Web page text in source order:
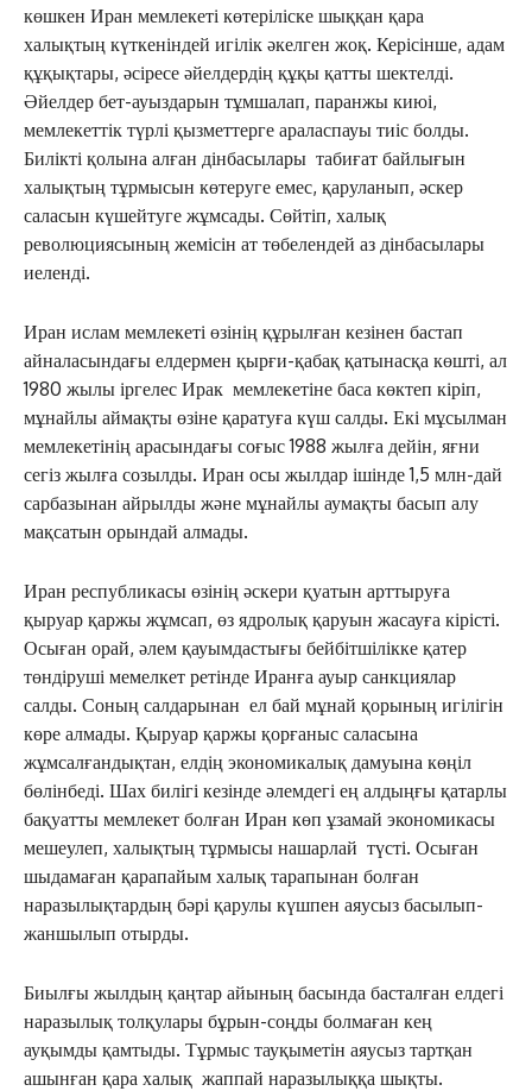
көшкен Иран мемлекеті көтеріліске шыққан қара
халықтың күткеніндей игілік әкелген жоқ. Керісінше, адам
құқықтары, әсіресе әйелдердің құқы қатты шектелді.
Әйелдер бет-ауыздарын тұмшалап, паранжы киюі,
мемлекеттік түрлі қызметтерге араласпауы тиіс болды.
Билікті қолына алған дінбасылары табиғат байлығын
халықтың тұрмысын көтеруге емес, қаруланып, әскер
саласын күшейтуге жұмсады. Сөйтіп, халық
революциясының жемісін ат төбелендей аз дінбасылары
иеленді.
Иран ислам мемлекеті өзінің құрылған кезінен бастап
айналасындағы елдермен қырғи-қабақ қатынасқа көшті, ал
1980 жылы іргелес Ирак мемлекетіне баса көктеп кіріп,
мұнайлы аймақты өзіне қаратуға күш салды. Екі мұсылман
мемлекетінің арасындағы соғыс 1988 жылға дейін, яғни
сегіз жылға созылды. Иран осы жылдар ішінде 1,5 млн-дай
сарбазынан айрылды және мұнайлы аумақты басып алу
мақсатын орындай алмады.
Иран республикасы өзінің әскери қуатын арттыруға
қыруар қаржы жұмсап, өз ядролық қаруын жасауға кірісті.
Осыған орай, әлем қауымдастығы бейбітшілікке қатер
төндіруші мемелкет ретінде Иранға ауыр санкциялар
салды. Соның салдарынан ел бай мұнай қорының игілігін
көре алмады. Қыруар қаржы қорғаныс саласына
жұмсалғандықтан, елдің экономикалық дамуына көңіл
бөлінбеді. Шах билігі кезінде әлемдегі ең алдыңғы қатарлы
бақуатты мемлекет болған Иран көп ұзамай экономикасы
мешеулеп, халықтың тұрмысы нашарлай түсті. Осыған
шыдамаған қарапайым халық тарапынан болған
наразылықтардың бәрі қарулы күшпен аяусыз басылып-
жаншылып отырды.
Биылғы жылдың қаңтар айының басында басталған елдегі
наразылық толқулары бұрын-соңды болмаған кең
ауқымды қамтыды. Тұрмыс тауқыметін аяусыз тартқан
ашынған қара халық жаппай наразылыққа шықты.